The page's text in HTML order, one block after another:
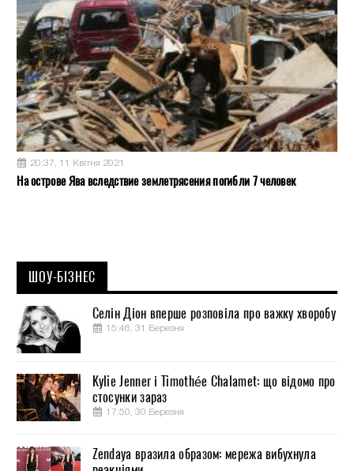
20:37, 11 Квітня 2021
На острове Ява вследствие землетрясения погибли 7 человек
ШОУ-БІЗНЕС
Селін Діон вперше розповіла про важку хворобу
15:46, 31 Березня
Kylie Jenner і Timothée Chalamet: що відомо про
стосунки зараз
17:50, 30 Березня
Zendaya вразила образом: мережа вибухнула